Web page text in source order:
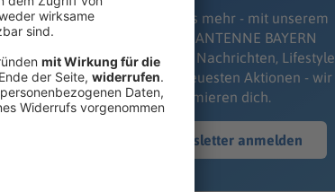
Verpass' nichts mehr - mit unserem
kostenlosen ANTENNE BAYERN
Newsletter. Ob Nachrichten, Lifestyle
oder unsere neuesten Aktionen - wir
informieren dich.
Zum Newsletter anmelden